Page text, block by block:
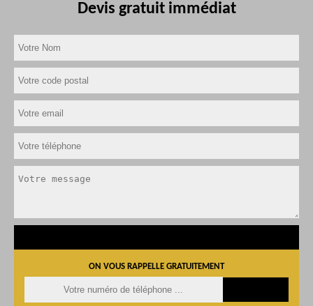
Devis gratuit immédiat
ON VOUS RAPPELLE GRATUITEMENT